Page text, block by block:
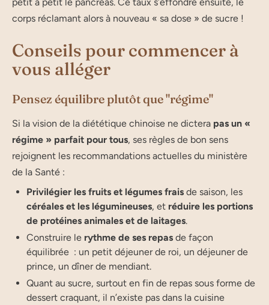
corps réclamant alors à nouveau « sa dose » de sucre !
Conseils pour commencer à
vous alléger
Pensez équilibre plutôt que "régime"
Si la vision de la diététique chinoise ne dictera pas un «
régime » parfait pour tous, ses règles de bon sens
rejoignent les recommandations actuelles du ministère
de la Santé :
Privilégier les fruits et légumes frais de saison, les
céréales et les légumineuses, et réduire les portions
de protéines animales et de laitages.
Construire le rythme de ses repas de façon
équilibrée : un petit déjeuner de roi, un déjeuner de
prince, un dîner de mendiant.
Quant au sucre, surtout en fin de repas sous forme de
dessert craquant, il n’existe pas dans la cuisine